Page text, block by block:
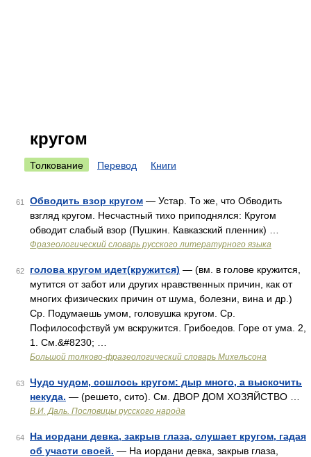
кругом
Толкование Перевод Книги
61 Обводить взор кругом — Устар. То же, что Обводить
взгляд кругом. Несчастный тихо приподнялся: Кругом
обводит слабый взор (Пушкин. Кавказский пленник) …
Фразеологический словарь русского литературного языка
62 голова кругом идет(кружится) — (вм. в голове кружится,
мутится от забот или других нравственных причин, как от
многих физических причин от шума, болезни, вина и др.)
Ср. Подумаешь умом, головушка кругом. Ср.
Пофилософствуй ум вскружится. Грибоедов. Горе от ума. 2,
1. См.&#8230; …
Большой толково-фразеологический словарь Михельсона
63
Чудо чудом, сошлось кругом: дыр много, а выскочить
некуда. — (решето, сито). См. ДВОР ДОМ ХОЗЯЙСТВО …
В.И. Даль. Пословицы русского народа
64
На иордани девка, закрыв глаза, слушает кругом, гадая
об участи своей. — На иордани девка, закрыв глаза,